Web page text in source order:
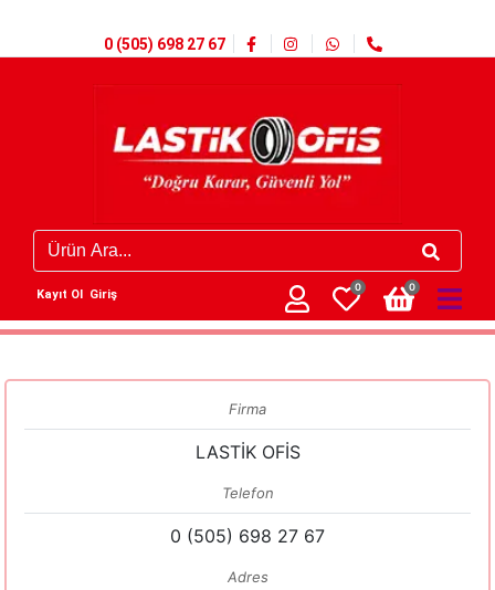
0 (505) 698 27 67
Kayıt Ol Giriş
0 0
Firma
LASTİK OFİS
Telefon
0 (505) 698 27 67
Adres